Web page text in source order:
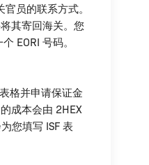
员的联系方式。
其寄回海关。您
EORI 号码。
格并申请保证金
成本会由 2HEX
您填写 ISF 表